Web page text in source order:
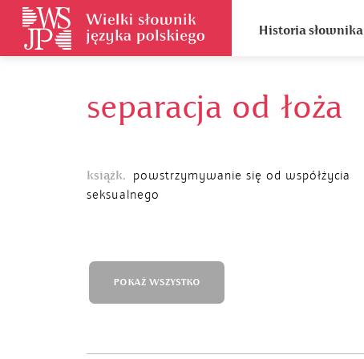
Historia słownika
separacja od łoża
książk.
powstrzymywanie się od współżycia
seksualnego
POKAŻ WSZYSTKO